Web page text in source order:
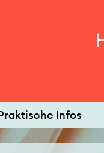
Infos